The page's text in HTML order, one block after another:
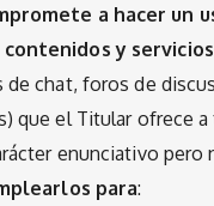
a hacer un
y servicios
de chat, foros de
que el Titular ofrece a
enunciativo pero
para: